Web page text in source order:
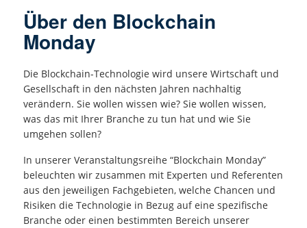
Über den Blockchain
Monday
Die Blockchain-Technologie wird unsere Wirtschaft und
Gesellschaft in den nächsten Jahren nachhaltig
verändern. Sie wollen wissen wie? Sie wollen wissen,
was das mit Ihrer Branche zu tun hat und wie Sie
umgehen sollen?
In unserer Veranstaltungsreihe “Blockchain Monday”
beleuchten wir zusammen mit Experten und Referenten
aus den jeweiligen Fachgebieten, welche Chancen und
Risiken die Technologie in Bezug auf eine spezifische
Branche oder einen bestimmten Bereich unserer